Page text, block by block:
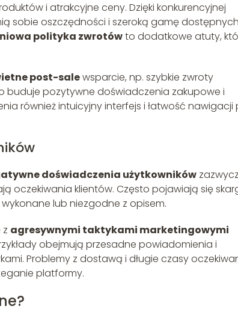
i atrakcyjne ceny. Dzięki konkurencyjnej
sobie oszczędności i szeroką gamę dostępnych
polityka zwrotówto dodatkowe atuty,
post-salewsparcie, np. szybkie zwroty
buduje pozytywne doświadczenia zakupowe i
również intuicyjny interfejs i łatwość nawigacji
doświadczenia użytkowników
oczekiwania klientów. Często pojawiają się
lub niezgodne z opisem.
agresywnymi taktykami marketingowymi
obejmują przesadne powiadomienia i
Problemy z dostawą i długie czasy
platformy.